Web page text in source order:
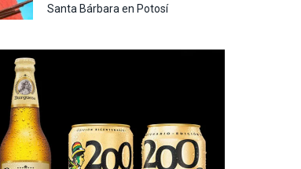
Santa Bárbara en Potosí